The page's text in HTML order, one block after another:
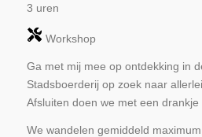
3 uren
Workshop
Ga met mij mee op ontdekking in
Stadsboerderij op zoek naar
Afsluiten doen we met een drankje
We wandelen gemiddeld